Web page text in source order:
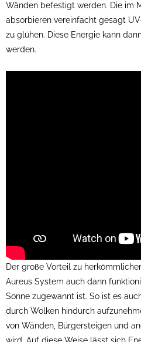
Wänden befestigt werden. Die im
absorbieren vereinfacht gesagt
zu glühen. Diese Energie kann
werden.
Der große Vorteil zu
Aureus System auch dann
Sonne zugewannt ist. So ist es
durch Wolken hindurch
von Wänden, Bürgersteigen und
wird. Auf diese Weise lässt sich